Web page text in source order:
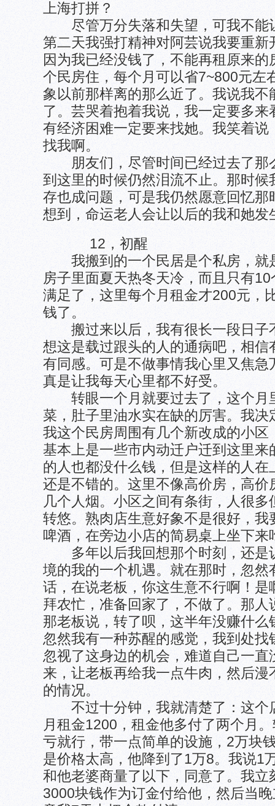
上海打拼？
尽管万分失落和失望，可我不能
第二天我强打精神对阿芸说我要重
因为我已经没钱了，不能再租原来
个民房住，每个月可以省7~800元左
象以前那样离的那么近了。我说我不
了。芸哭着抱着我说，我一定要多
有经济困难一定要来找她。我笑着说
找我啊。
朋友们，尽管时间已经过去了那
到这里的时候仍然泪流不止。那时候
存也成问题，可是我仍然愿意回忆那
想到，命运老人会让以后的我和她发
12，初醒
我搬到的一个民居是个私房，就
房子里面夏天热冬天冷，而且只有
满足了，这里每个月租金才200元，
钱了。
搬过来以后，我有很长一段日子
想这是载过跟头的人的通病吧，相信
有同感。可是不做事情我心里又焦急
真是让我每天心里都不好受。
转眼一个月就要过去了，这个月
菜，肚子里油水实在缺的厉害。我
我这个民房周围有几个新改成的小区
基本上是一些市内动迁户迁到这里
的人也都没什么钱，但是这样的人
还是不错的。这里不像高价房，高价
几个人烟。小区之间有条街，人很
转悠。熟肉店生意好象不是很好，我
啤酒，在旁边小店的简易桌上坐下
多年以后我回想那个时刻，还是
境的我的一个机遇。就在那时，忽然
话，在说老板，你这生意不行啊！是
拜农忙，准备回家了，不做了。那
那老板说，转了呗，这半年没赚什
忽然我有一种苏醒的感觉，我到处
忽视了这身边的机会，难道自己一直
来，让老板再给我一点牛肉，然后
的情况。
不过十分钟，我就清楚了：这个
月租金1200，租金他多付了两个月
亏就行，带一点简单的设施，2万块
是价格太高，他降到了1万8。我说1
和他老婆商量了以下，同意了。我立
3000块钱作为订金付给他，然后当